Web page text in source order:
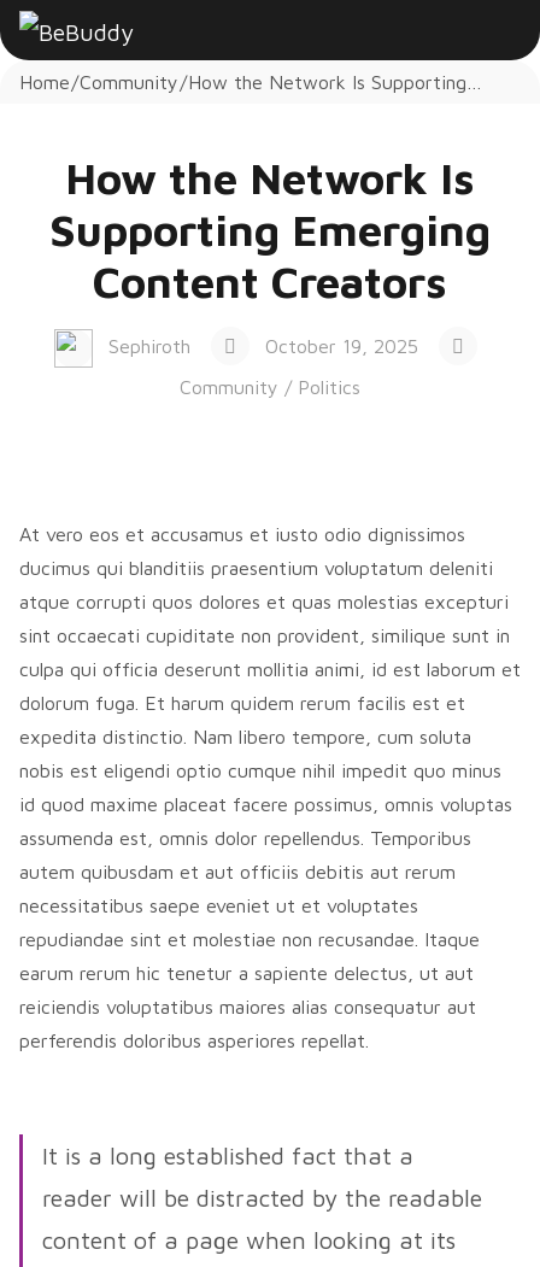
Home Community How the Network Is Supporting
How the Network Is
Supporting Emerging
Content Creators
Sephiroth
October 19, 2025
Community / Politics
At vero eos et accusamus et iusto odio dignissimos
ducimus qui blanditiis praesentium voluptatum deleniti
atque corrupti quos dolores et quas molestias excepturi
sint occaecati cupiditate non provident, similique sunt in
culpa qui officia deserunt mollitia animi, id est laborum et
dolorum fuga. Et harum quidem rerum facilis est et
expedita distinctio. Nam libero tempore, cum soluta
nobis est eligendi optio cumque nihil impedit quo minus
id quod maxime placeat facere possimus, omnis voluptas
assumenda est, omnis dolor repellendus. Temporibus
autem quibusdam et aut officiis debitis aut rerum
necessitatibus saepe eveniet ut et voluptates
repudiandae sint et molestiae non recusandae. Itaque
earum rerum hic tenetur a sapiente delectus, ut aut
reiciendis voluptatibus maiores alias consequatur aut
perferendis doloribus asperiores repellat.
It is a long established fact that a
reader will be distracted by the readable
content of a page when looking at its